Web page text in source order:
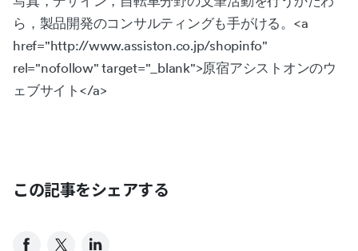
ら，製品開発のコンサルティングも手がける。<a
href="http://www.assiston.co.jp/shopinfo"
rel="nofollow" target="_blank">原宿アシストオンのウ
ェブサイト</a>
この記事をシェアする